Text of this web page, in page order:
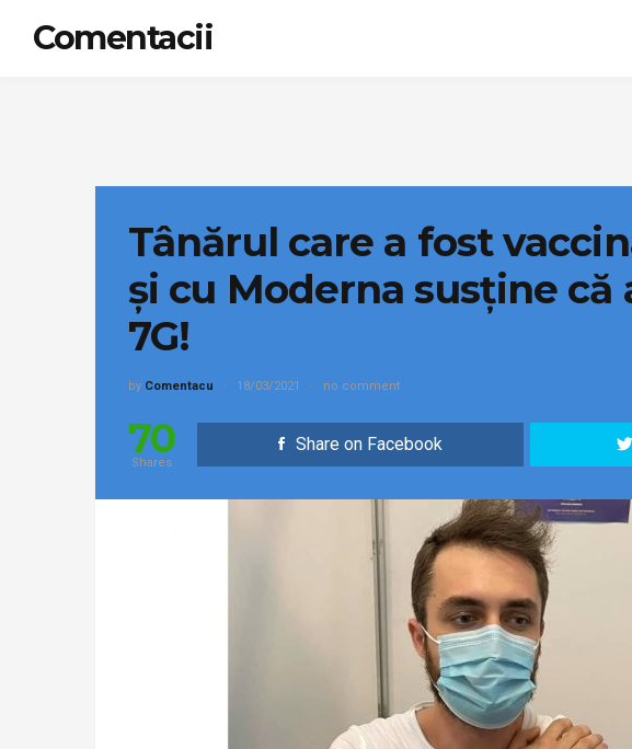
Comentacii
Tânărul care a fost
și cu Moderna susține că
7G!
by Comentacu 18/03/2021 no comment
70
Shares
Share on Facebook